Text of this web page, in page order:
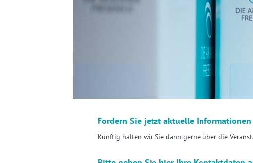
Fordern Sie jetzt aktuelle
Künftig halten wir Sie dann gerne über die